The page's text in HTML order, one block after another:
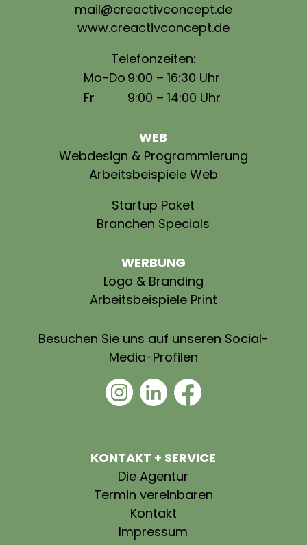
mail@creactivconcept.de
www.creactivconcept.de
Telefonzeiten:
Mo-Do 9:00 – 16:30 Uhr
Fr
9:00 – 14:00 Uhr
WEB
Webdesign & Programmierung
Arbeitsbeispiele Web
Startup Paket
Branchen Specials
WERBUNG
Logo & Branding
Arbeitsbeispiele Print
Besuchen Sie uns auf unseren Social-
Media-Profilen
KONTAKT + SERVICE
Die Agentur
Termin vereinbaren
Kontakt
Impressum